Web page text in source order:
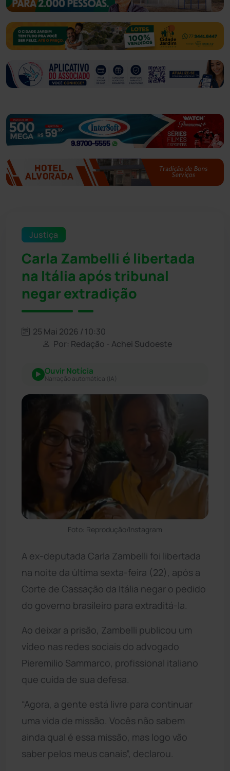
Justiça
Carla Zambelli é libertada
na Itália após tribunal
negar extradição
25 Mai 2026 / 10:30
Por: Redação - Achei Sudoeste
Ouvir Notícia
Narração automática (IA)
Foto: Reprodução/Instagram
A ex-deputada Carla Zambelli foi libertada
na noite da última sexta-feira (22), após a
Corte de Cassação da Itália negar o pedido
do governo brasileiro para extraditá-la.
Ao deixar a prisão, Zambelli publicou um
vídeo nas redes sociais do advogado
Pieremilio Sammarco, profissional italiano
que cuida de sua defesa.
“Agora, a gente está livre para continuar
uma vida de missão. Vocês não sabem
ainda qual é essa missão, mas logo vão
saber pelos meus canais”, declarou.